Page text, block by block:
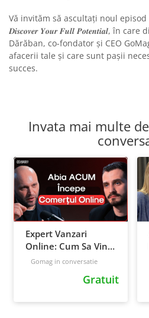
Vă invităm să ascultați noul
𝑫𝒊𝒔𝒄𝒐𝒗𝒆𝒓 𝒀𝒐𝒖𝒓 𝑭𝒖𝒍𝒍 𝑷𝒐𝒕𝒆𝒏𝒕𝒊𝒂𝒍, în
Dărăban, co-fondator și CEO
afacerii tale și care sunt pașii
succes.
Invata mai multe
Expert Vanzari
Online: Cum Sa Vinzi
Orice Produs Cu o
Cosmin Daraban |
Gomag in conversatie
Gratuit